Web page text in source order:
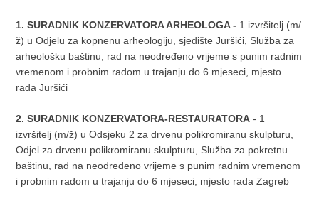
1. SURADNIK KONZERVATORA ARHEOLOGA- 1 izvršitelj (m/
ž) u Odjelu za kopnenu arheologiju, sjedište Juršići, Služba za
arheološku baštinu, rad na neodređeno vrijeme s punim radnim
vremenom i probnim radom u trajanju do 6 mjeseci, mjesto
rada Juršići
2.SURADNIK KONZERVATORA-RESTAURATORA - 1
izvršitelj (m/ž) u Odsjeku 2 za drvenu polikromiranu skulpturu,
Odjel za drvenu polikromiranu skulpturu, Služba za pokretnu
baštinu, rad na neodređeno vrijeme s punim radnim vremenom
i probnim radom u trajanju do 6 mjeseci, mjesto rada Zagreb